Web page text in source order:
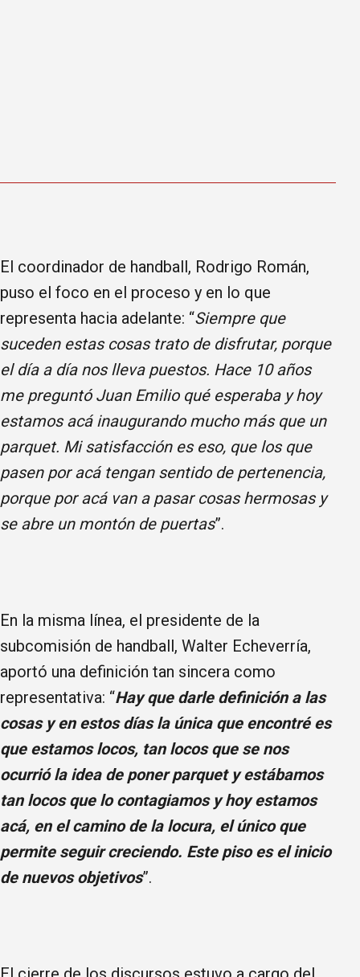
El coordinador de handball, Rodrigo Román,
puso el foco en el proceso y en lo que
representa hacia adelante: “Siempre que
suceden estas cosas trato de disfrutar, porque
el día a día nos lleva puestos. Hace 10 años
me preguntó Juan Emilio qué esperaba y hoy
estamos acá inaugurando mucho más que un
parquet. Mi satisfacción es eso, que los que
pasen por acá tengan sentido de pertenencia,
porque por acá van a pasar cosas hermosas y
se abre un montón de puertas”.
En la misma línea, el presidente de la
subcomisión de handball, Walter Echeverría,
aportó una definición tan sincera como
representativa: “Hay que darle definición a las
cosas y en estos días la única que encontré es
que estamos locos, tan locos que se nos
ocurrió la idea de poner parquet y estábamos
tan locos que lo contagiamos y hoy estamos
acá, en el camino de la locura, el único que
permite seguir creciendo. Este piso es el inicio
de nuevos objetivos”.